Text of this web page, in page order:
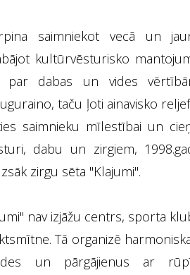
saimniekot vecā un
kultūrvēsturisko
par dabas un vides
taču ļoti ainavisko
saimnieku mīlestībai un
dabu un zirgiem,
zirgu sēta "Klajumi".
nav izjāžu centrs, sporta
Tā organizē
un pārgājienus ar